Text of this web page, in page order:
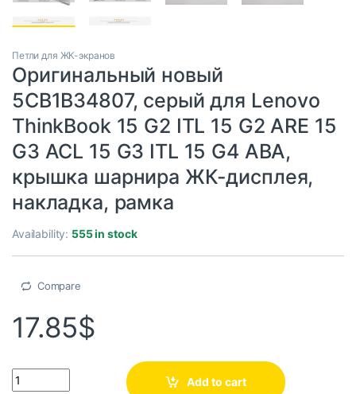
Петли для ЖК-экранов
Оригинальный новый
5CB1B34807, серый для Lenovo
ThinkBook 15 G2 ITL 15 G2 ARE 15
G3 ACL 15 G3 ITL 15 G4 ABA,
крышка шарнира ЖК-дисплея,
накладка, рамка
Availability: 555 in stock
Compare
17.85$
Add to cart